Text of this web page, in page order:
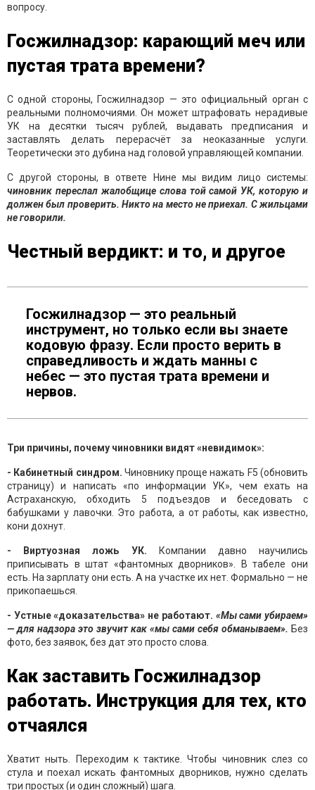
вопросу.
Госжилнадзор: карающий меч или
пустая трата времени?
С одной стороны, Госжилнадзор — это официальный орган с
реальными полномочиями. Он может штрафовать нерадивые
УК на десятки тысяч рублей, выдавать предписания и
заставлять делать перерасчёт за неоказанные услуги.
Теоретически это дубина над головой управляющей компании.
С другой стороны, в ответе Нине мы видим лицо системы:
чиновник переслал жалобщице слова той самой УК, которую и
должен был проверить. Никто на место не приехал. С жильцами
не говорили.
Честный вердикт: и то, и другое
Госжилнадзор — это реальный
инструмент, но только если вы знаете
кодовую фразу. Если просто верить в
справедливость и ждать манны с
небес — это пустая трата времени и
нервов.
Три причины, почему чиновники видят «невидимок»:
- Кабинетный синдром. Чиновнику проще нажать F5 (обновить
страницу) и написать «по информации УК», чем ехать на
Астраханскую, обходить 5 подъездов и беседовать с
бабушками у лавочки. Это работа, а от работы, как известно,
кони дохнут.
- Виртуозная ложь УК. Компании давно научились
приписывать в штат «фантомных дворников». В табеле они
есть. На зарплату они есть. А на участке их нет. Формально — не
прикопаешься.
- Устные «доказательства» не работают. «Мы сами убираем»
— для надзора это звучит как «мы сами себя обманываем». Без
фото, без заявок, без дат это просто слова.
Как заставить Госжилнадзор
работать. Инструкция для тех, кто
отчаялся
Хватит ныть. Переходим к тактике. Чтобы чиновник слез со
стула и поехал искать фантомных дворников, нужно сделать
три простых (и один сложный) шага.